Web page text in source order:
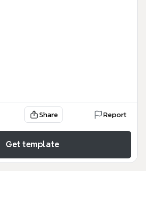
Share Report
Get template